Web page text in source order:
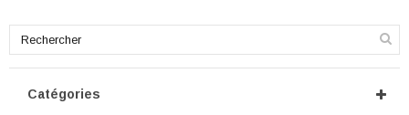
Catégories